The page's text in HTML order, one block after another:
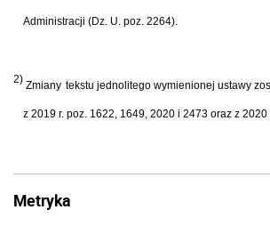
Administracji (Dz. U. poz. 2264).
2) Zmiany tekstu jednolitego wymienionej ustawy
z 2019 r. poz. 1622, 1649, 2020 i 2473 oraz z 2020
Metryka